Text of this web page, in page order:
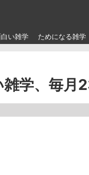
い雑学 ためになる雑学
学、毎月